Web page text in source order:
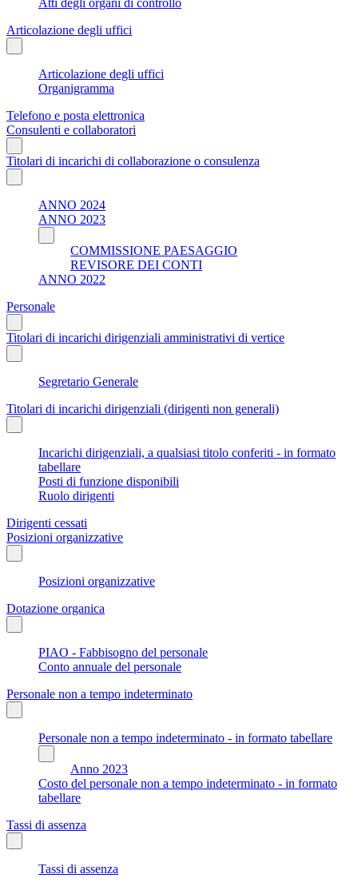
Articolazione degli uffici
Articolazione degli uffici
Organigramma
Telefono e posta elettronica
Consulenti e collaboratori
Titolari di incarichi di collaborazione o consulenza
ANNO 2024
ANNO 2023
COMMISSIONE PAESAGGIO
REVISORE DEI CONTI
ANNO 2022
Personale
Titolari di incarichi dirigenziali amministrativi di vertice
Segretario Generale
Titolari di incarichi dirigenziali (dirigenti non generali)
Incarichi dirigenziali, a qualsiasi titolo conferiti - in formato
tabellare
Posti di funzione disponibili
Ruolo dirigenti
Dirigenti cessati
Posizioni organizzative
Posizioni organizzative
Dotazione organica
PIAO - Fabbisogno del personale
Conto annuale del personale
Personale non a tempo indeterminato
Personale non a tempo indeterminato - in formato tabellare
Anno 2023
Costo del personale non a tempo indeterminato - in formato
tabellare
Tassi di assenza
Tassi di assenza